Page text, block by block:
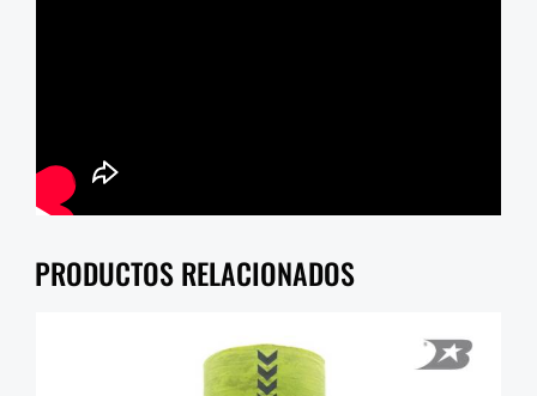
PRODUCTOS RELACIONADOS